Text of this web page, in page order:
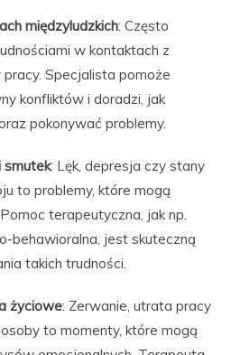
międzyludzkich: Często
w kontaktach z
pracy. Specjalista pomoże
konfliktów i doradzi, jak
pokonywać problemy.
smutek: Lęk, depresja czy stany
to problemy, które mogą
terapeutyczna, jak np.
behawioralna, jest skuteczną
takich trudności.
życiowe: Zerwanie, utrata pracy
to momenty, które mogą